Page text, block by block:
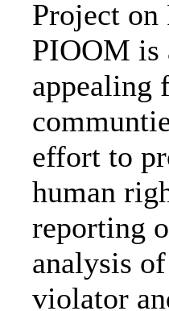
Project on
PIOOM is
appealing
effort to
human
reporting
analysis
violator